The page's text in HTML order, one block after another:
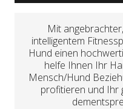
Mit
intelligentem
Hund einen
helfe Ihnen Ihr
Mensch/Hund
profitieren und Ihr